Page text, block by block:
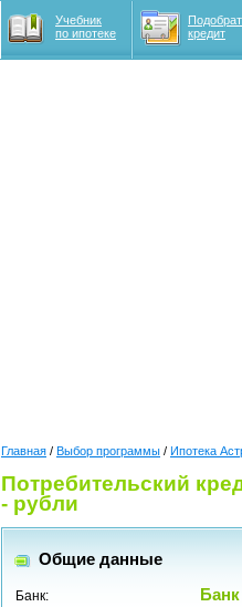
Учебник
по ипотеке
кредит
Главная / Выбор программы / Ипотека
Потребительский
- рубли
Общие данные
Банк: